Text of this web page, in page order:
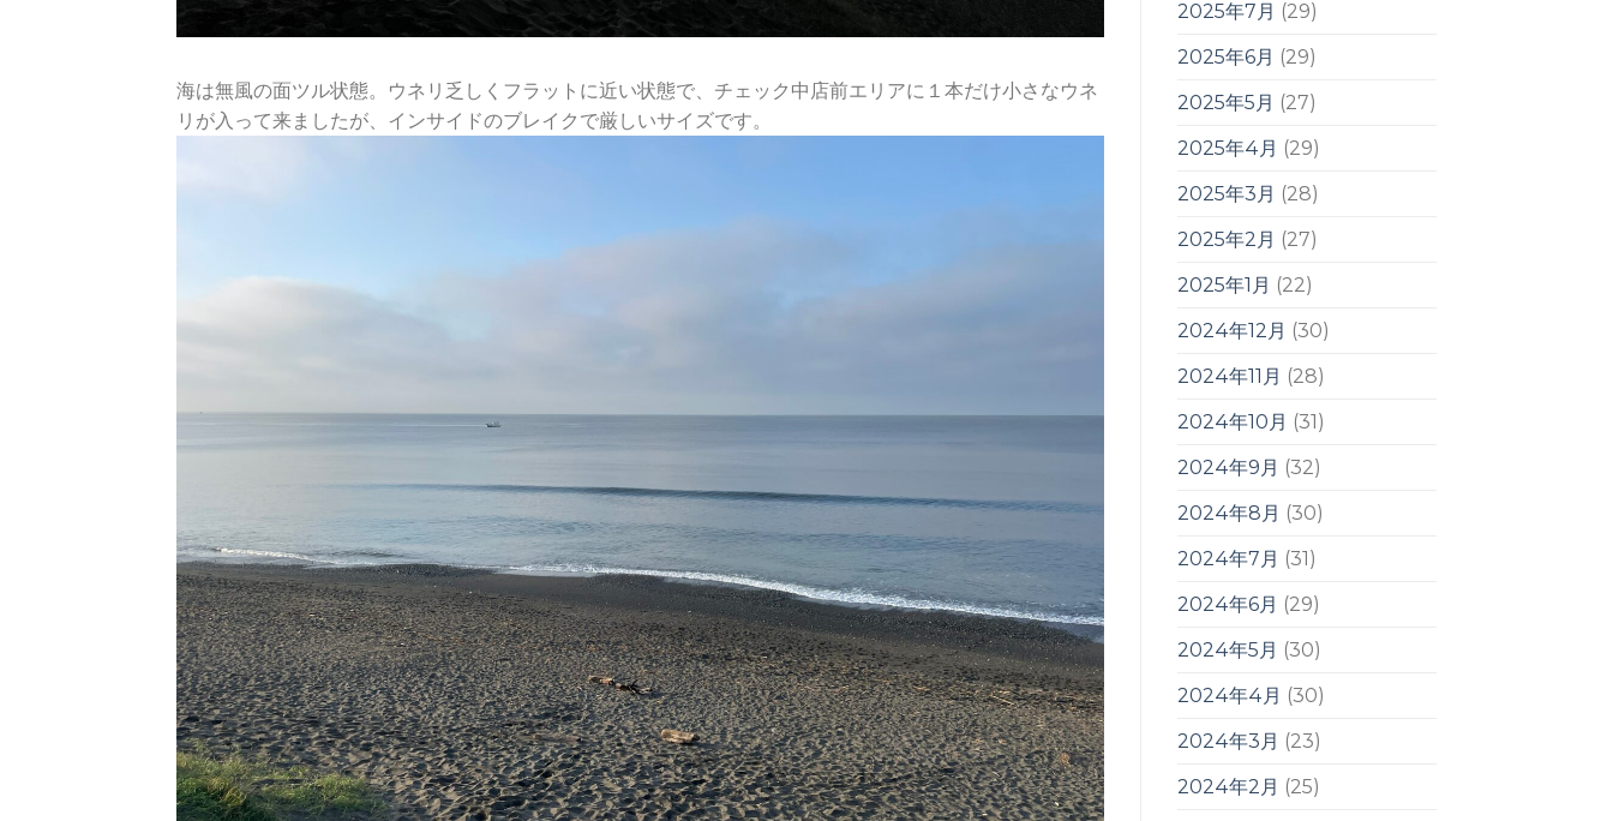
海は無風の面ツル状態。ウネリ乏しくフラットに近い状態で、チェック中店前エリアに１本だけ小さなウネ
リが入って来ましたが、インサイドのブレイクで厳しいサイズです。
2025年7月 (29)
2025年6月 (29)
2025年5月 (27)
2025年4月 (29)
2025年3月 (28)
2025年2月 (27)
2025年1月 (22)
2024年12月 (30)
2024年11月 (28)
2024年10月 (31)
2024年9月 (32)
2024年8月 (30)
2024年7月 (31)
2024年6月 (29)
2024年5月 (30)
2024年4月 (30)
2024年3月 (23)
2024年2月 (25)